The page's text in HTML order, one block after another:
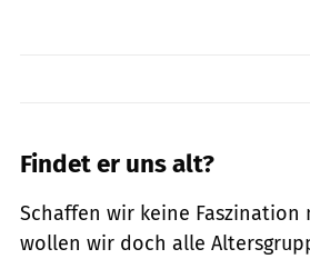
Findet er uns alt?
Schaffen wir keine Faszination
wollen wir doch alle